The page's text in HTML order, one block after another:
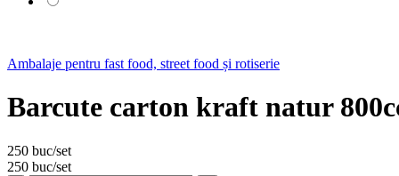
Ambalaje pentru fast food, street food și rotiserie
Barcute carton kraft natur
250 buc/set
250 buc/set